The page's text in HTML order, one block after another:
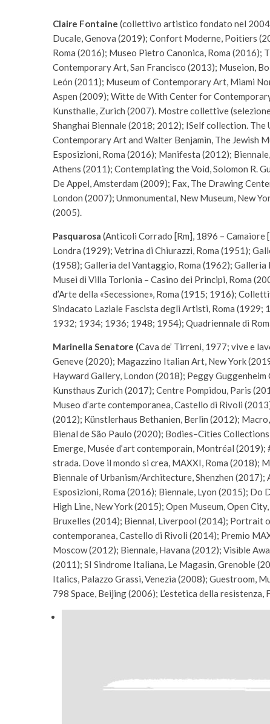
Claire Fontaine (collettivo artistico fondato nel
Ducale, Genova (2019); Confort Moderne, Poitiers
Roma (2016); Museo Pietro Canonica, Roma (2016);
Contemporary Art, San Francisco (2013); Museion,
León (2011); Museum of Contemporary Art, Miami
Aspen (2009); Witte de With Center for
Kunsthalle, Zurich (2007). Mostre collettive
Shanghai Biennale (2018; 2012); ISelf collection.
Contemporary Art and Walter Benjamin, The Jewish
Esposizioni, Roma (2016); Manifesta (2012);
Athens (2011); Contemplating the Void, Solomon R.
De Appel, Amsterdam (2009); Fax, The Drawing
London (2007); Unmonumental, New Museum, New
(2005).
Pasquarosa (Anticoli Corrado [Rm], 1896 –
Londra (1929); Vetrina di Chiurazzi, Roma (1951);
(1958); Galleria del Vantaggio, Roma (1962);
Musei di Villa Torlonia – Casino dei Principi, Roma
d’Arte della «Secessione», Roma (1915; 1916);
Sindacato Laziale Fascista degli Artisti, Roma
1932; 1934; 1936; 1948; 1954); Quadriennale di
Marinella Senatore (Cava de’ Tirreni, 1977; vive e
Geneve (2020); Magazzino Italian Art, New York
Hayward Gallery, London (2018); Peggy
Kunsthaus Zurich (2017); Centre Pompidou, Paris
Museo d’arte contemporanea, Castello di Rivoli
(2012); Künstlerhaus Bethanien, Berlin (2012);
Bienal de São Paulo (2020); Bodies–Cities
Emerge, Musée d’art contemporain, Montréal
strada. Dove il mondo si crea, MAXXI, Roma (2018);
Biennale of Urbanism/Architecture, Shenzhen
Esposizioni, Roma (2016); Biennale, Lyon (2015); Do
High Line, New York (2015); Open Museum, Open
Bruxelles (2014); Biennal, Liverpool (2014); Portrait
contemporanea, Castello di Rivoli (2014); Premio
Moscow (2012); Biennale, Havana (2012); Visible
(2011); SI Sindrome Italiana, Le Magasin, Grenoble
Italics, Palazzo Grassi, Venezia (2008); Guestroom,
798 Space, Beijing (2006); L’estetica della